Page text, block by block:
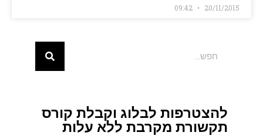
20/11/2015
להצטרפות לבלוג וקבלת קורס
תקשורת מקרבת ללא עלות